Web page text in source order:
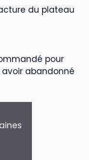
du plateau
pour
abandonné